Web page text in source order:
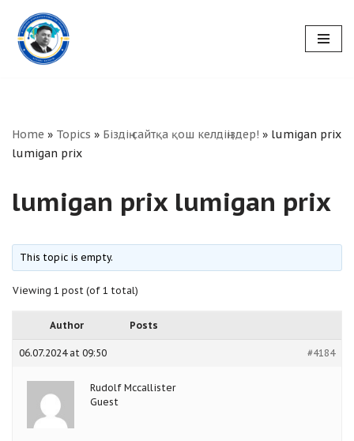
Skip
to
Home » Topics » Біздің сайтқа қош келдіңіздер! » lumigan prix
lumigan prix
lumigan prix lumigan prix
This topic is empty.
Viewing 1 post (of 1 total)
Author Posts
06.07.2024 at 09:50 #4184
Rudolf Mccallister
Guest